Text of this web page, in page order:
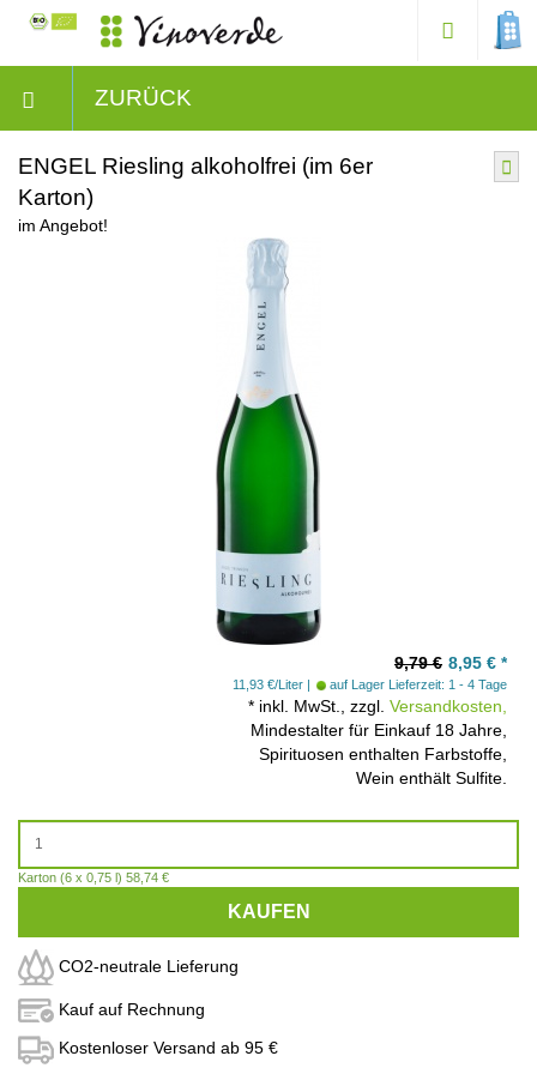
ZURÜCK
ENGEL Riesling alkoholfrei (im 6er
Karton)
im Angebot!
9,79 € 8,95 € *
11,93 €/Liter auf Lager Lieferzeit: 1 - 4 Tage
* inkl. MwSt., zzgl. Versandkosten,
Mindestalter für Einkauf 18 Jahre,
Spirituosen enthalten Farbstoffe,
Wein enthält Sulfite.
Karton (6 x 0,75 l) 58,74 €
KAUFEN
CO2-neutrale Lieferung
Kauf auf Rechnung
Kostenloser Versand ab 95 €